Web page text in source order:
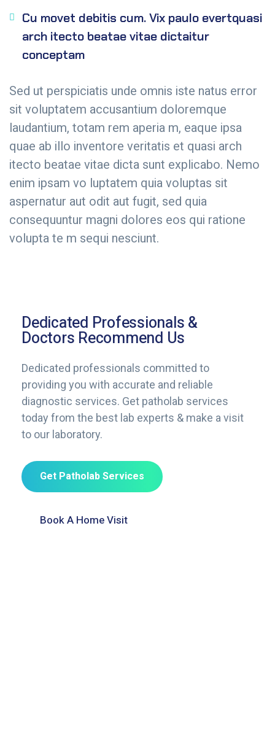
Cu movet debitis cum. Vix paulo evertquasi
arch itecto beatae vitae dictaitur
conceptam
Sed ut perspiciatis unde omnis iste natus error
sit voluptatem accusantium doloremque
laudantium, totam rem aperia m, eaque ipsa
quae ab illo inventore veritatis et quasi arch
itecto beatae vitae dicta sunt explicabo. Nemo
enim ipsam vo luptatem quia voluptas sit
aspernatur aut odit aut fugit, sed quia
consequuntur magni dolores eos qui ratione
volupta te m sequi nesciunt.
Dedicated Professionals &
Doctors Recommend Us
Dedicated professionals committed to
providing you with accurate and reliable
diagnostic services. Get patholab services
today from the best lab experts & make a visit
to our laboratory.
Get Patholab Services
Book A Home Visit